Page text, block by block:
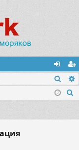
хо
д
ег
ис